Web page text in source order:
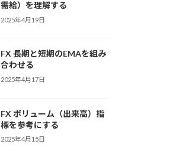
需給）を理解する
2025年4月19日
FX 長期と短期のEMAを組み
合わせる
2025年4月17日
FX ボリューム（出来高）指
標を参考にする
2025年4月15日